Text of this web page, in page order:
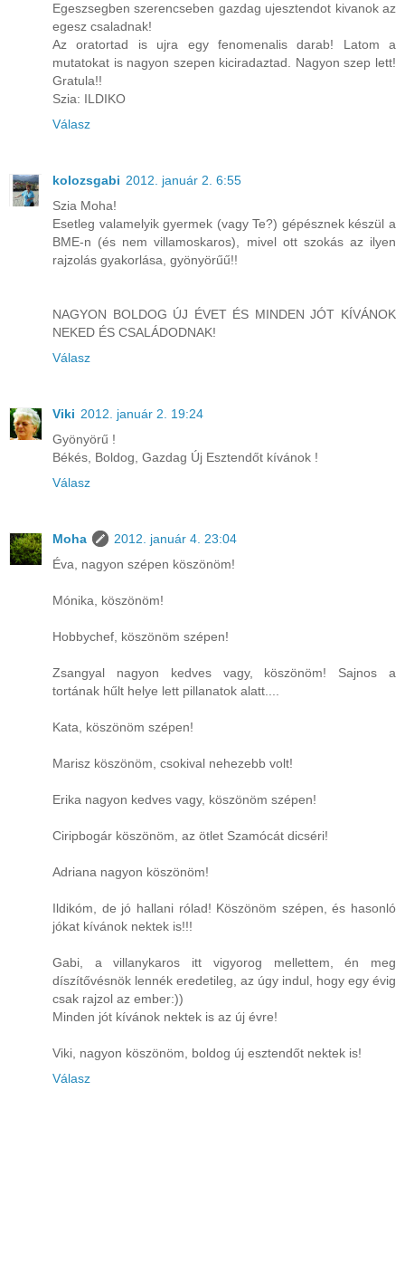
Egeszsegben szerencseben gazdag ujesztendot kivanok az
egesz csaladnak!
Az oratortad is ujra egy fenomenalis darab! Latom a
mutatokat is nagyon szepen kiciradaztad. Nagyon szep lett!
Gratula!!
Szia: ILDIKO
Válasz
kolozsgabi 2012. január 2. 6:55
Szia Moha!
Esetleg valamelyik gyermek (vagy Te?) gépésznek készül a
BME-n (és nem villamoskaros), mivel ott szokás az ilyen
rajzolás gyakorlása, gyönyörűű!!
NAGYON BOLDOG ÚJ ÉVET ÉS MINDEN JÓT KÍVÁNOK
NEKED ÉS CSALÁDODNAK!
Válasz
Viki 2012. január 2. 19:24
Gyönyörű !
Békés, Boldog, Gazdag Új Esztendőt kívánok !
Válasz
Moha
2012. január 4. 23:04
Éva, nagyon szépen köszönöm!
Mónika, köszönöm!
Hobbychef, köszönöm szépen!
Zsangyal nagyon kedves vagy, köszönöm! Sajnos a
tortának hűlt helye lett pillanatok alatt....
Kata, köszönöm szépen!
Marisz köszönöm, csokival nehezebb volt!
Erika nagyon kedves vagy, köszönöm szépen!
Ciripbogár köszönöm, az ötlet Szamócát dicséri!
Adriana nagyon köszönöm!
Ildikóm, de jó hallani rólad! Köszönöm szépen, és hasonló
jókat kívánok nektek is!!!
Gabi, a villanykaros itt vigyorog mellettem, én meg
díszítővésnök lennék eredetileg, az úgy indul, hogy egy évig
csak rajzol az ember:))
Minden jót kívánok nektek is az új évre!
Viki, nagyon köszönöm, boldog új esztendőt nektek is!
Válasz